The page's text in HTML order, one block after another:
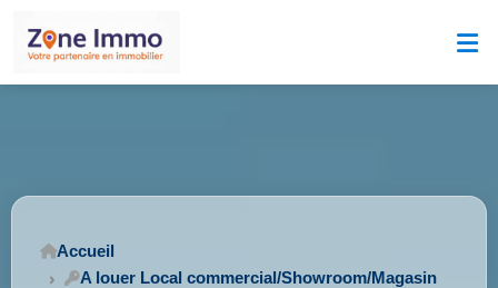
Accueil
A louer Local commercial/Showroom/Magasin